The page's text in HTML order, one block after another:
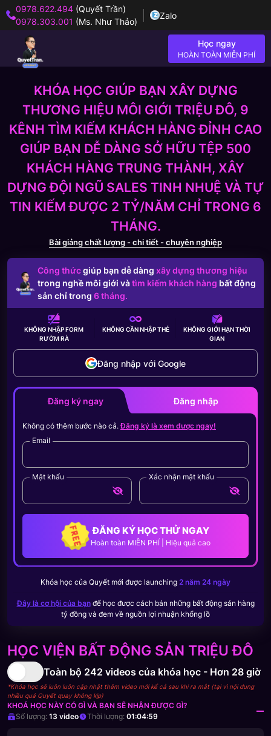
0978.622.494 (Quyết Trần)
0978.303.001 (Ms. Như Thảo)
Zalo
Học ngay
HOÀN TOÀN MIỄN PHÍ
HỌC VIỆN BẤT ĐỘNG SẢN TRIỆU ĐÔ
Toàn bộ 242 videos của khóa học - Hơn 28 giờ
*Khóa học sẽ luôn luôn cập nhật thêm video mới kể cả sau khi ra mắt (tại vì nội dung
nhiều quá Quyết quay không kịp)
KHOÁ HỌC NÀY CÓ GÌ VÀ BẠN SẼ NHẬN ĐƯỢC GÌ?
Số lượng: 13 video Thời lượng: 01:04:59
KHÓA HỌC GIÚP BẠN XÂY DỰNG
THƯƠNG HIỆU MÔI GIỚI TRIỆU ĐÔ, 9
KÊNH TÌM KIẾM KHÁCH HÀNG ĐỈNH CAO
GIÚP BẠN DỄ DÀNG SỞ HỮU TỆP 500
KHÁCH HÀNG TRUNG THÀNH, XÂY
DỰNG ĐỘI NGŨ SALES TINH NHUỆ VÀ TỰ
TIN KIẾM ĐƯỢC 2 TỶ/NĂM CHỈ TRONG 6
THÁNG.
Bài giảng chất lượng - chi tiết - chuyên nghiệp
Công thứcgiúp bạn dễ dàng xây dựng thương hiệu
trong nghề môi giới vàtìm kiếm khách hàng bất động
sản chỉ trong 6 tháng.
KHÔNG NHẬP FORM
RƯỜM RÀ
KHÔNG CẦNNHẬP THẺ KHÔNG GIỚI HẠNTHỜI
GIAN
Đăng nhập với Google
Đăng ký ngay Đăng nhập
Không có thêm bước nào cả.Đăng ký là xem được ngay!
Email
Mật khẩu Xác nhận mật khẩu
ĐĂNG KÝ HỌC THỬ NGAY
Hoàn toàn MIỄN PHÍ | Hiệu quả cao
Khóa học của Quyết mới được launching 2 năm 24 ngày
Đây là cơ hội của bạnđể học được cách bán những bất động sản hàng
tỷ đồng và đem về nguồn lợi nhuận khổng lồ